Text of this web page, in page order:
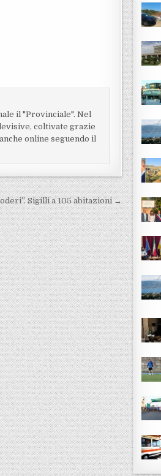
il "Provinciale". Nel
coltivate grazie
online seguendo il
Sigilli a 105 abitazioni →